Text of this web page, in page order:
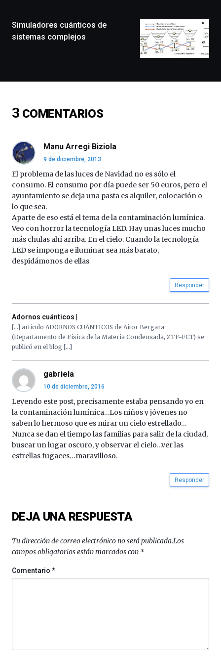
monólogos,
exposiciones,
de
16
4
de
octubre.
organizada
por
la
Cátedra…
Simuladores cuánticos de
sistemas complejos
3 COMENTARIOS
Manu Arregi Biziola
9 de diciembre, 2013
El problema de las luces de Navidad no es sólo el
consumo. El consumo por día puede ser 50 euros, pero el
ayuntamiento se deja una pasta es alquiler, colocación o
lo que sea.
Aparte de eso está el tema de la contaminación lumínica.
Veo con horror la tecnología LED. Hay unas luces mucho
más chulas ahí arriba. En el cielo. Cuando la tecnología
LED se imponga e iluminar sea más barato,
despidámonos de ellas
Responder
Adornos cuánticos |
[…] artículo ADORNOS CUÁNTICOS de Aitor Bergara
(Departamento de Física de la Materia Condensada, ZTF-FCT) se
publicó en el blog […]
gabriela
10 de diciembre, 2016
Leyendo este post, precisamente estaba pensando yo en
la contaminación lumínica…Los niños y jóvenes no
saben lo hermoso que es mirar un cielo estrellado…
Nunca se dan el tiempo las familias para salir de la ciudad,
buscar un lugar oscuro, y observar el cielo…ver las
estrellas fugaces…maravilloso.
Responder
DEJA UNA RESPUESTA
Tu dirección de correo electrónico no será publicada.Los
campos obligatorios están marcados con *
Comentario*